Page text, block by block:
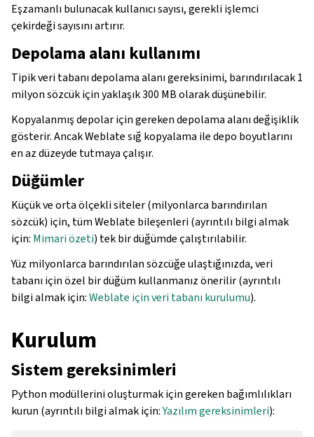
Eşzamanlı bulunacak kullanıcı sayısı, gerekli işlemci
çekirdeği sayısını artırır.
Depolama alanı kullanımı
Tipik veri tabanı depolama alanı gereksinimi, barındırılacak 1
milyon sözcük için yaklaşık 300 MB olarak düşünebilir.
Kopyalanmış depolar için gereken depolama alanı değişiklik
gösterir. Ancak Weblate sığ kopyalama ile depo boyutlarını
en az düzeyde tutmaya çalışır.
Düğümler
Küçük ve orta ölçekli siteler (milyonlarca barındırılan
sözcük) için, tüm Weblate bileşenleri (ayrıntılı bilgi almak
için: Mimari özeti) tek bir düğümde çalıştırılabilir.
Yüz milyonlarca barındırılan sözcüğe ulaştığınızda, veri
tabanı için özel bir düğüm kullanmanız önerilir (ayrıntılı
bilgi almak için:Weblate için veri tabanı kurulumu).
Kurulum
Sistem gereksinimleri
Python modüllerini oluşturmak için gereken bağımlılıkları
kurun (ayrıntılı bilgi almak için:Yazılım gereksinimleri):